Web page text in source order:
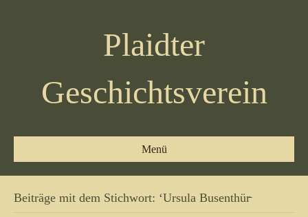
Plaidter
Geschichtsverein
Menü
Beiträge mit dem Stichwort: ‘Ursula Busenthür̵